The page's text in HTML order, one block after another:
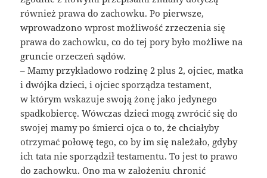
również prawa do zachowku. Po pierwsze,
wprowadzono wprost możliwość zrzeczenia się
prawa do zachowku, co do tej pory było możliwe na
gruncie orzeczeń sądów.
– Mamy przykładowo rodzinę 2 plus 2, ojciec, matka
i dwójka dzieci, i ojciec sporządza testament,
w którym wskazuje swoją żonę jako jedynego
spadkobiercę. Wówczas dzieci mogą zwrócić się do
swojej mamy po śmierci ojca o to, że chciałyby
otrzymać połowę tego, co by im się należało, gdyby
ich tata nie sporządził testamentu. To jest to prawo
do zachowku. Ono ma w założeniu chronić